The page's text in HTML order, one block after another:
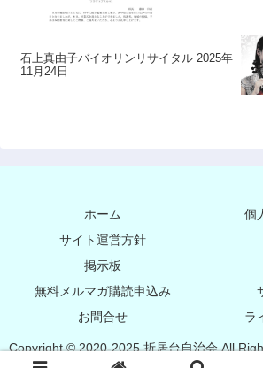
石上真由子バイオリンリサイタル 2025年
11月24日
ホーム
個
サイト運営方針
掲示板
無料メルマガ購読申込み
お問合せ
ラ
Copyright © 2020-2025 折居台自治会 All